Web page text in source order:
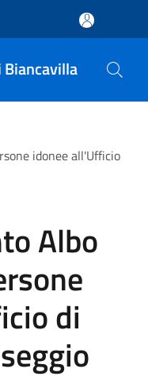
Biancavilla
idonee all'Ufficio
Albo
di